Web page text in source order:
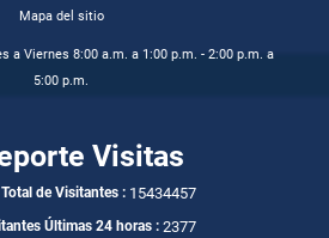
Mapa del sitio
a Viernes 8:00 a.m. a 1:00 p.m. - 2:00 p.m. a
5:00 p.m.
Visitas
Total de Visitantes : 15434457
Últimas 24 horas : 2377